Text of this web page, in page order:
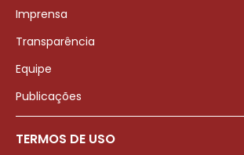
Imprensa
Transparência
Equipe
Publicações
TERMOS DE USO